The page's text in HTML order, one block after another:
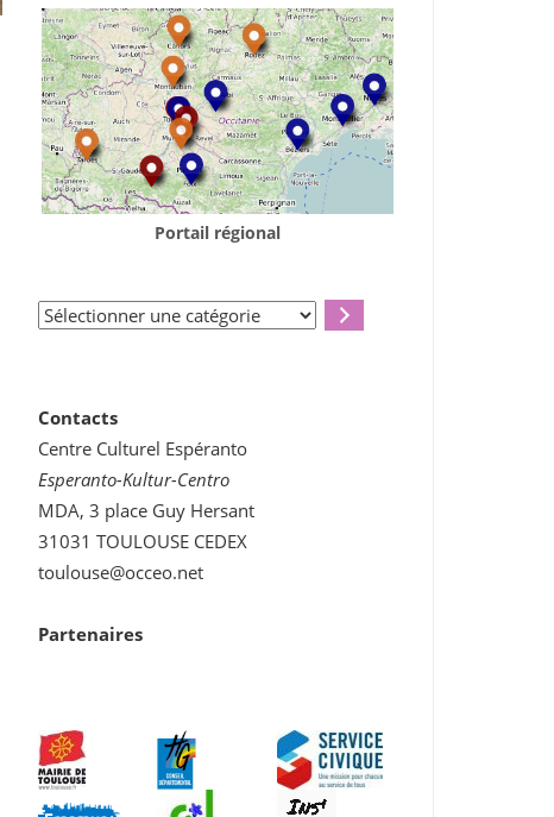
Portail régional
Sélectionner
Contacts
Centre Culturel Espéranto
Esperanto-Kultur-Centro
MDA, 3 place Guy Hersant
31031 TOULOUSE CEDEX
toulouse@occeo.net
Partenaires